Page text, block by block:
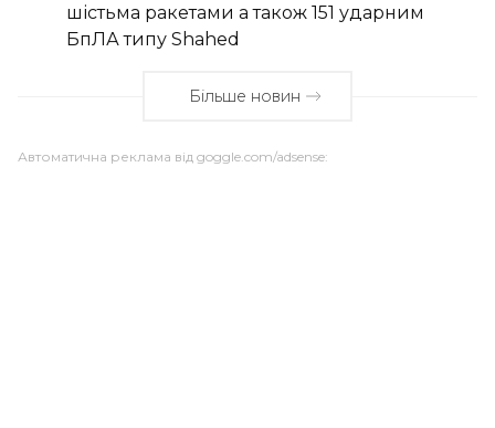
шістьма ракетами а також 151 ударним
БпЛА типу Shahed
Більше новин
Автоматична реклама від goggle.com/adsense: